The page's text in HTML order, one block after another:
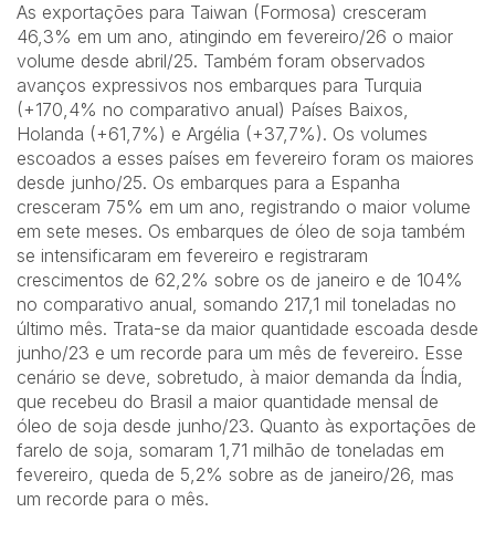
As exportações para Taiwan (Formosa) cresceram
46,3% em um ano, atingindo em fevereiro/26 o maior
volume desde abril/25. Também foram observados
avanços expressivos nos embarques para Turquia
(+170,4% no comparativo anual) Países Baixos,
Holanda (+61,7%) e Argélia (+37,7%). Os volumes
escoados a esses países em fevereiro foram os maiores
desde junho/25. Os embarques para a Espanha
cresceram 75% em um ano, registrando o maior volume
em sete meses. Os embarques de óleo de soja também
se intensificaram em fevereiro e registraram
crescimentos de 62,2% sobre os de janeiro e de 104%
no comparativo anual, somando 217,1 mil toneladas no
último mês. Trata-se da maior quantidade escoada desde
junho/23 e um recorde para um mês de fevereiro. Esse
cenário se deve, sobretudo, à maior demanda da Índia,
que recebeu do Brasil a maior quantidade mensal de
óleo de soja desde junho/23. Quanto às exportações de
farelo de soja, somaram 1,71 milhão de toneladas em
fevereiro, queda de 5,2% sobre as de janeiro/26, mas
um recorde para o mês.